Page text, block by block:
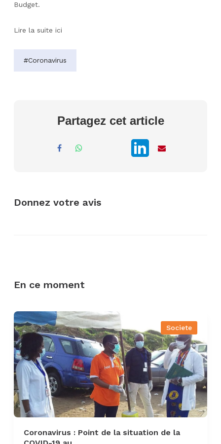
Budget.
Lire la suite ici
#Coronavirus
Partagez cet article
Donnez votre avis
En ce moment
Societe
Coronavirus : Point de la situation de la